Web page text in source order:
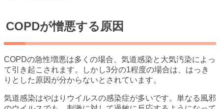
COPDが憎悪する原因
COPDの急性増悪は多くの場合、気道感染と大気汚染によっ
て引き起こされます。しかし3分の1程度の場合は、はっき
りとした原因が分からないとされています。
気道感染はやはりウイルスの感染症が多いです。単なる風邪